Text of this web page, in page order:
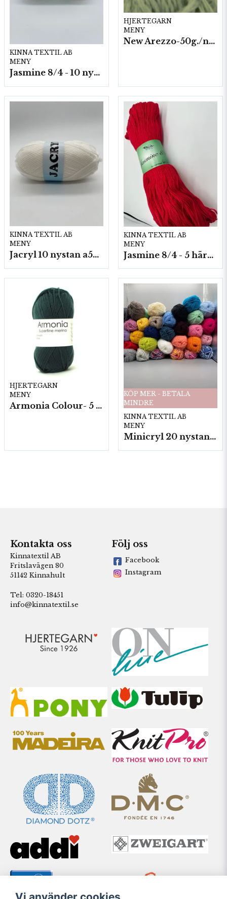
KINNA TEXTIL AB
MENY
Jasmine 8/4 - 10 nystan a50g./fp.
HJERTEGARN
MENY
New Arezzo-50g./nyst. 10 st/fp.
KINNA TEXTIL AB
MENY
Jacryl 10 nystan a50g./fp.
KINNA TEXTIL AB
MENY
Jasmine 8/4 - 5 härvor a200g./fp.
HJERTEGARN
MENY
Armonia Colour- 5 härv/fp. a100 g.
KÖP MER - BETALA
MINDRE
KINNA TEXTIL AB
MENY
Minicryl 20 nystan a25g./fp.
Kontakta oss
Kinnatextil AB
Fritslavägen 80
51142 Kinnahult
Tel: 0320-18451
info@kinnatextil.se
Följ oss
Facebook
Instagram